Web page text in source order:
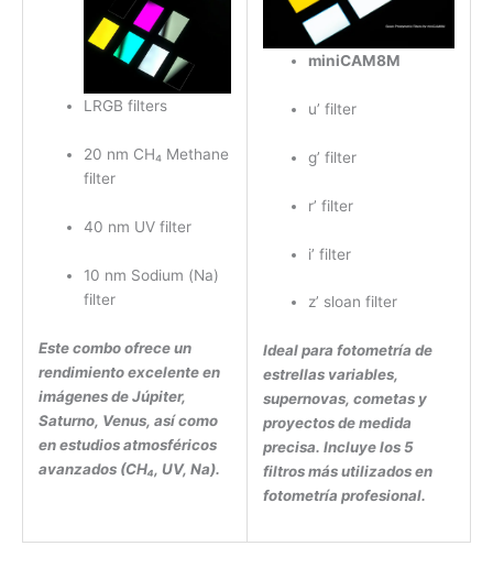
LRGB filters
20 nm CH₄ Methane
filter
40 nm UV filter
10 nm Sodium (Na)
filter
Este combo ofrece un
rendimiento excelente en
imágenes de Júpiter,
Saturno, Venus, así como
en estudios atmosféricos
avanzados (CH₄, UV, Na).
miniCAM8M
u’ filter
g’ filter
r’ filter
i’ filter
z’ sloan filter
Ideal para fotometría de
estrellas variables,
supernovas, cometas y
proyectos de medida
precisa. Incluye los 5
filtros más utilizados en
fotometría profesional.